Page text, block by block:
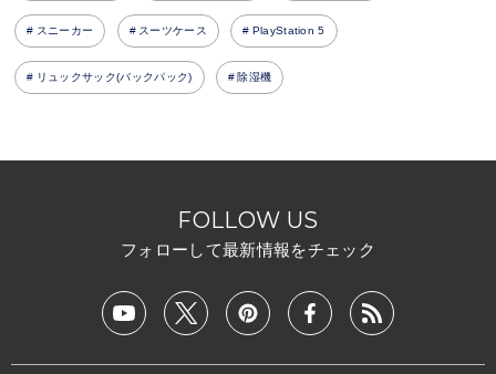
スニーカー スーツケース PlayStation 5
リュックサック(バックパック) 除湿機
FOLLOW US
フォローして最新情報をチェック